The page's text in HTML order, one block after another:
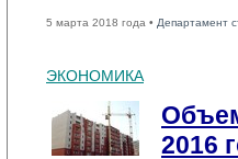
5 марта 2018 года • Департамент
ЭКОНОМИКА
2016